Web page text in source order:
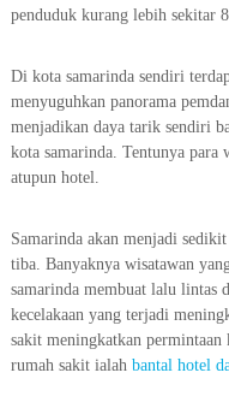
penduduk kurang lebih sekitar
Di kota samarinda sendiri
menyuguhkan panorama
menjadikan daya tarik sendiri
kota samarinda. Tentunya para
atupun hotel.
Samarinda akan menjadi
tiba. Banyaknya wisatawan
samarinda membuat lalu lintas
kecelakaan yang terjadi
sakit meningkatkan permintaan
rumah sakit ialah bantal hotel